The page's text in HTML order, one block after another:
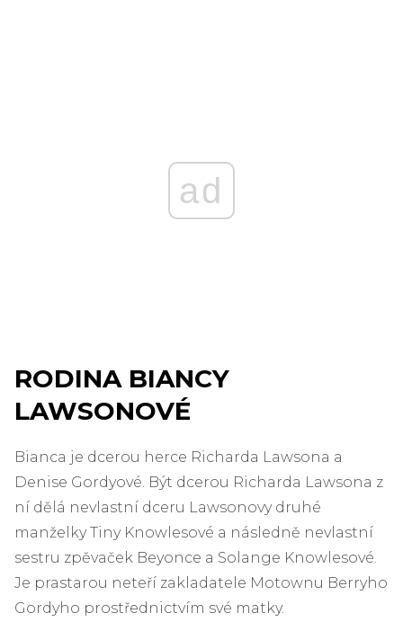
ad
RODINA BIANCY
LAWSONOVÉ
Bianca je dcerou herce Richarda Lawsona a
Denise Gordyové. Být dcerou Richarda Lawsona z
ní dělá nevlastní dceru Lawsonovy druhé
manželky Tiny Knowlesové a následně nevlastní
sestru zpěvaček Beyonce a Solange Knowlesové.
Je prastarou neteří zakladatele Motownu Berryho
Gordyho prostřednictvím své matky.